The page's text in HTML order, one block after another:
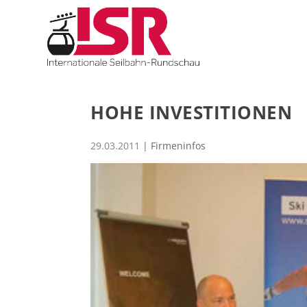
HOHE INVESTITIONEN
29.03.2011 | Firmeninfos